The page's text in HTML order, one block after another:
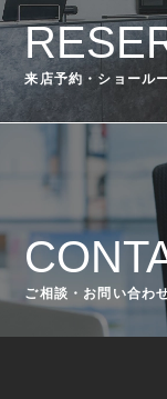
来店予約・ショール
ご相談・お問い合わ